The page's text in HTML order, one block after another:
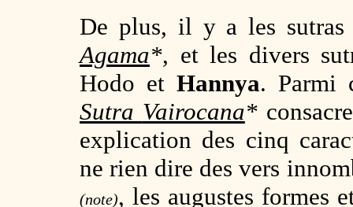
De plus, il y a les
Agama*, et les divers
Hodo et Hannya. Parmi
Sutra Vairocana*
explication des cinq
ne rien dire des vers
(note), les augustes formes